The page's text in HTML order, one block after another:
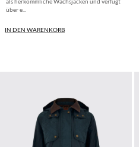
über e...
IN DEN WARENKORB